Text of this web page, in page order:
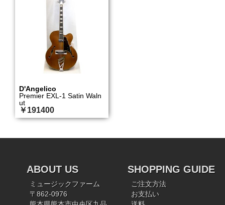
D'Angelico
Premier EXL-1 Satin Waln
ut
￥191400
ABOUT US
ミュージックファーム
〒862-0976
SHOPPING GUIDE
ご注文方法
お支払い